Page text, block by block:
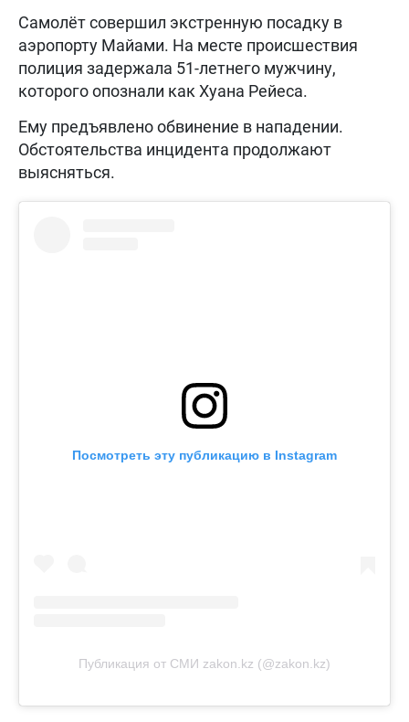
Самолёт совершил экстренную посадку в
аэропорту Майами. На месте происшествия
полиция задержала 51-летнего мужчину,
которого опознали как Хуана Рейеса.
Ему предъявлено обвинение в нападении.
Обстоятельства инцидента продолжают
выясняться.
Посмотреть эту публикацию в Instagram
Публикация от СМИ zakon.kz (@zakon.kz)